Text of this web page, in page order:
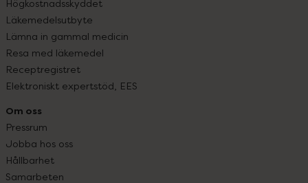
Högkostnadsskyddet
Läkemedelsutbyte
Lämna in gammal medicin
Resa med läkemedel
Receptregistret
Elektroniskt expertstöd, EES
Om oss
Pressrum
Jobba hos oss
Hållbarhet
Samarbeten